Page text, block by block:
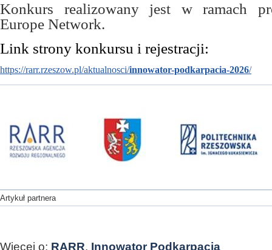
Konkurs realizowany jest w ramach
Europe Network.
Link strony konkursu i rejestracji:
https://rarr.rzeszow.pl/aktualnosci/innowator-podkarpacia-2026/
Artykuł partnera
Więcej o: RARR, Innowator Podkarpacia